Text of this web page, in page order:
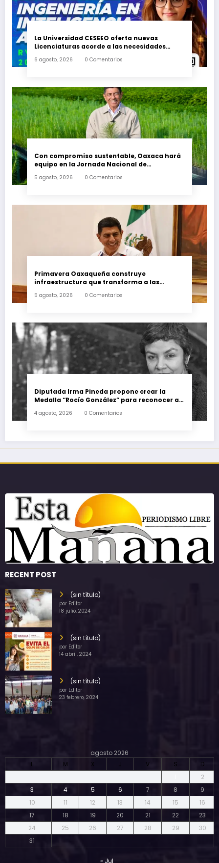
La Universidad CESEEO oferta nuevas
Licenciaturas acorde a las necesidades
nivel medio superior
6 agosto, 2026 0 Comentarios
Con compromiso sustentable, Oaxaca hará
equipo en la Jornada Nacional de
5 agosto, 2026 0 Comentarios
Primavera Oaxaqueña construye
infraestructura que transforma a las
5 agosto, 2026 0 Comentarios
Diputada Irma Pineda propone crear la
Medalla “Rocío González” para reconocer a
4 agosto, 2026 0 Comentarios
RECENT POST
(sin título)
por Editor
18 julio, 2024
(sin título)
por Editor
14 abril, 2024
(sin título)
por Editor
23 febrero, 2024
agosto 2026
L
M X J V S
D
2
3
4 5 6 7 8
9
10
11 12 13 14 15
16
17
18 19 20 21 22
23
24
25 26 27 28 29
30
31
« Jul